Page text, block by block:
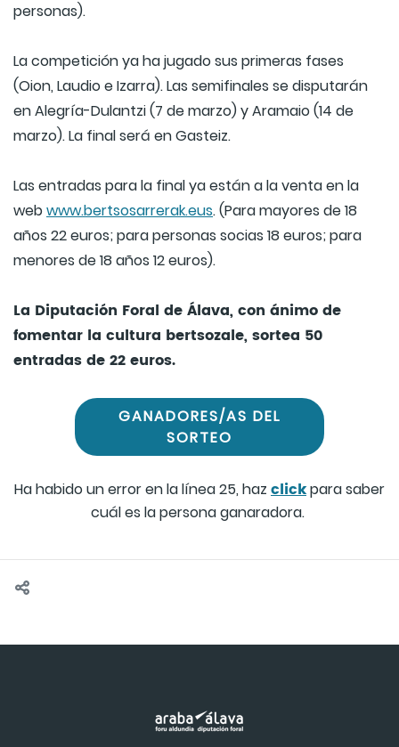
personas).
La competición ya ha jugado sus primeras fases
(Oion, Laudio e Izarra). Las semifinales se disputarán
en Alegría-Dulantzi (7 de marzo) y Aramaio (14 de
marzo). La final será en Gasteiz.
Las entradas para la final ya están a la venta en la
webwww.bertsosarrerak.eus. (Para mayores de 18
años 22 euros; para personas socias 18 euros; para
menores de 18 años 12 euros).
La Diputación Foral de Álava, con ánimo de
fomentar la cultura bertsozale, sortea 50
entradas de 22 euros.
GANADORES/AS DEL
SORTEO
Ha habido un error en la línea 25, haz clickpara saber
cuál es la persona ganaradora.